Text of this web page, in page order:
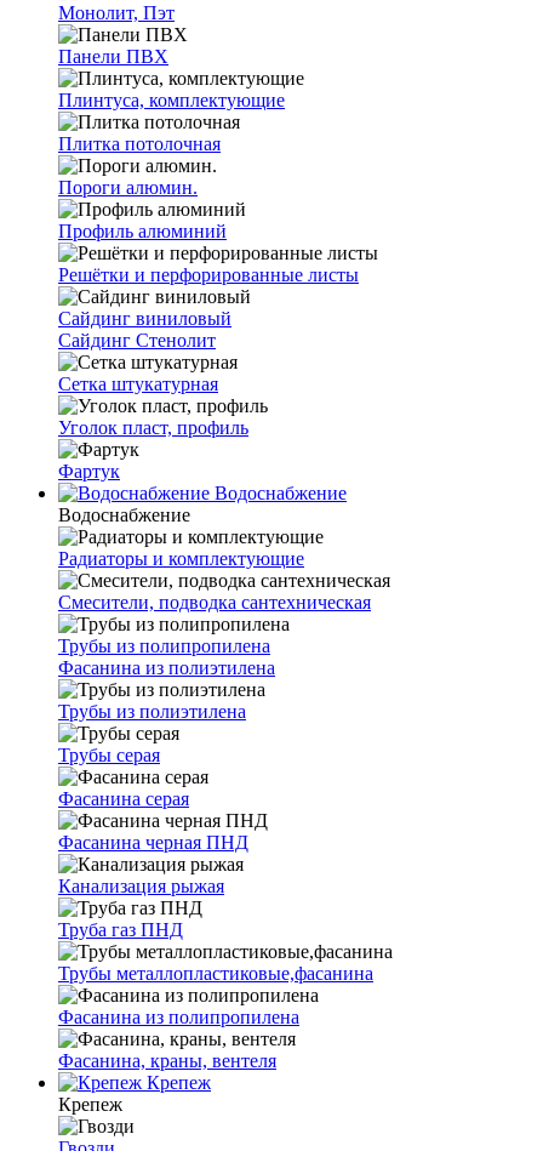
Монолит, Пэт
Панели ПВХ
Плинтуса, комплектующие
Плитка потолочная
Пороги алюмин.
Профиль алюминий
Решётки и перфорированные листы
Сайдинг виниловый
Сайдинг Стенолит
Сетка штукатурная
Уголок пласт, профиль
Фартук
Водоснабжение
Водоснабжение
Радиаторы и комплектующие
Смесители, подводка сантехническая
Трубы из полипропилена
Фасанина из полиэтилена
Трубы из полиэтилена
Трубы серая
Фасанина серая
Фасанина черная ПНД
Канализация рыжая
Труба газ ПНД
Трубы металлопластиковые,фасанина
Фасанина из полипропилена
Фасанина, краны, вентеля
Крепеж
Крепеж